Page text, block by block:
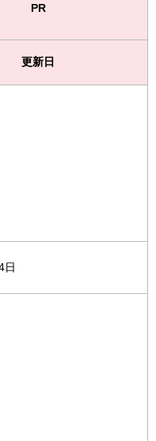
PR
更新日
日